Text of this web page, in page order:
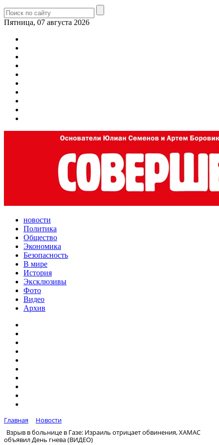
Пятница, 07 августа 2026
новости
Политика
Общество
Экономика
Безопасность
В мире
История
Эксклюзивы
Фото
Видео
Архив
Главная
Новости
Взрыв в больнице в Газе: Израиль отрицает обвинения, ХАМАС
объявил День гнева (ВИДЕО)